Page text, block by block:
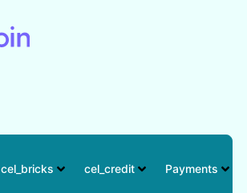
cel_bricks cel_credit Payments